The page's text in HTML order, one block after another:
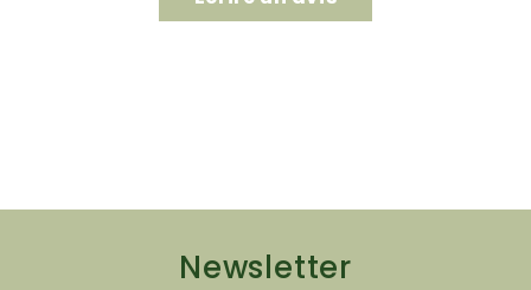
Newsletter